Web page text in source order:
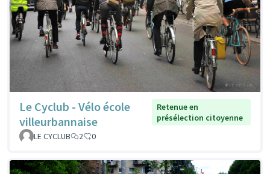
Le Cyclub - Vélo école
villeurbannaise
Retenue en
présélection citoyenne
LE CYCLUB
2 0